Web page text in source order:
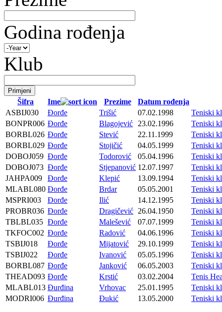
Godina rođenja
Klub
Šifra Ime Prezime
Datum rođenja
ASBIJ030
Đorđe Trišić 07.02.1998
Teniski
BONPR006 Đorđe Blagojević 23.02.1996
Teniski
BORBL026 Đorđe Stević 22.11.1999
Teniski
BORBL029 Đorđe Stojičić 04.05.1999
Teniski
DOBOJ059 Đorđe Todorović 05.04.1996
Teniski
DOBOJ073 Đorđe Stjepanović 12.07.1997
Teniski
JAHPA009
Đorđe Klepić 13.09.1994
Teniski
MLABL080 Đorđe Brdar 05.05.2001
Teniski
MSPRI003
Đorđe Ilić 14.12.1995
Teniski
PROBR036 Đorđe Dragičević 26.04.1950
Teniski
TBLBL035 Đorđe Malešević 07.07.1999
Teniski
TKFOC002 Đorđe Radović 04.06.1996
Teniski
TSBIJ018
Đorđe Mijatović 29.10.1999
Teniski
TSBIJ022
Đorđe Ivanović 05.05.1996
Teniski
BORBL087 Đorđe Janković 06.05.2003
Teniski
THEAD093 Đorđe Krstić 03.02.2004
Tenis
MLABL013 Đurđina Vrhovac 25.01.1995
Teniski
MODRI006 Đurđina Đukić 13.05.2000 Teniski